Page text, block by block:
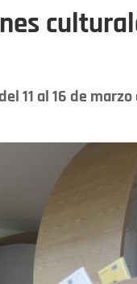
11 al 16 de marzo